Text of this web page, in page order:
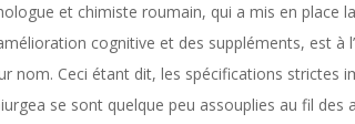
et chimiste roumain, qui a mis en place
cognitive et des suppléments, est à
nom. Ceci étant dit, les spécifications strictes
se sont quelque peu assouplies au fil des